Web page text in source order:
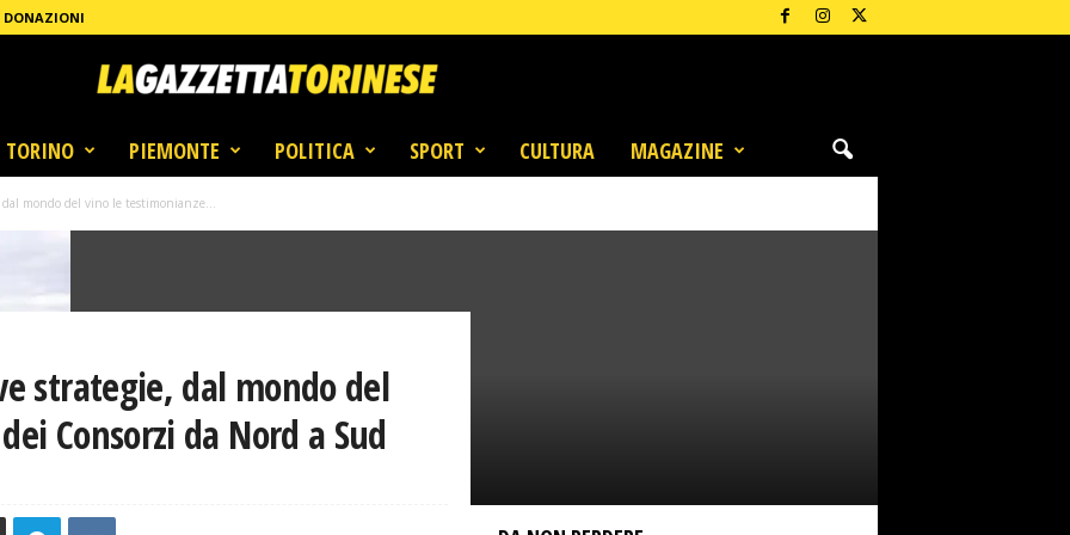
DONAZIONI
TORINO PIEMONTE POLITICA SPORT CULTURA MAGAZINE
mondo del vino le testimonianze...
strategie, dal mondo del
Consorzi da Nord a Sud